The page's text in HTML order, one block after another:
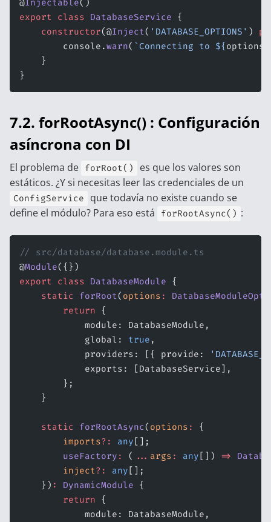
@Injectable()
export class DatabaseService {
    constructor
(@Inject( 'DATABASE_OPTIONS' )
        console.
warn( `Connecting to ${options
    }
}
7.2. forRootAsync() : Configuración
asíncrona con DI
El problema de forRoot()
es que los valores son
estáticos. ¿Y si necesitas leer las credenciales de un
ConfigService
que todavía no existe cuando se
define el módulo? Para eso está
forRootAsync() :
// src/database/database.module.ts
@Module({})
export class DatabaseModule {
    static
forRoot( options :
        return
{
            module: DatabaseModule,
            global:
true ,
            providers: [{ provide:
            exports: [DatabaseService],
        };
    }
    static
forRootAsync( options :
{
        imports
?: any [];
        useFactory
: ( ... args : any []) =>
        inject
?: any [];
    })
: DynamicModule {
        return
{
            module: DatabaseModule,